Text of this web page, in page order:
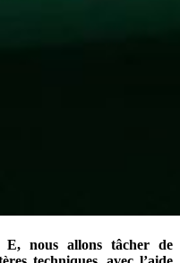
nous allons tâcher de